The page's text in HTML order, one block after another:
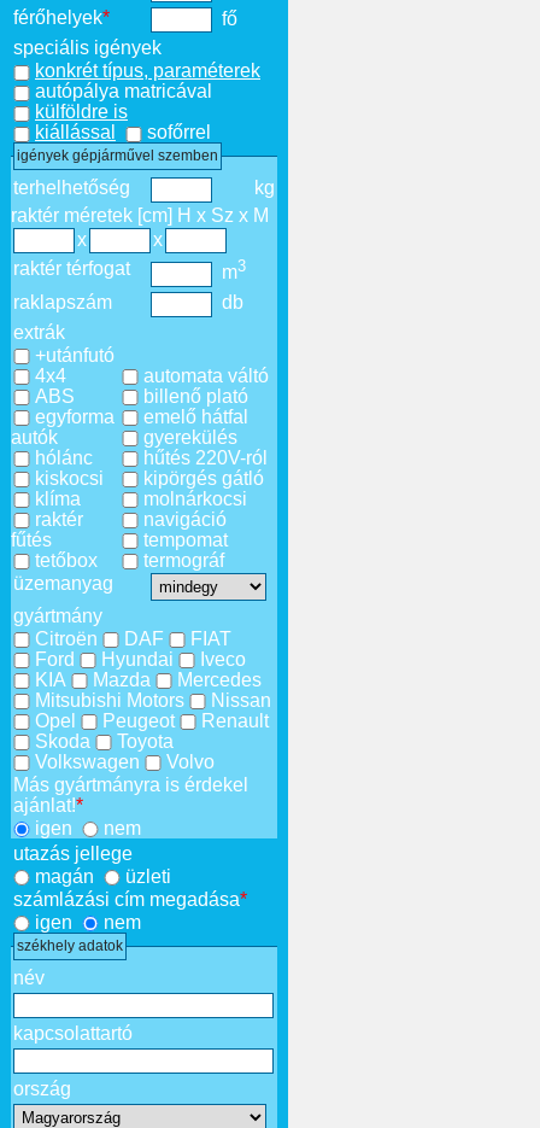
férőhelyek*
fő
speciális igények
konkrét típus, paraméterek
autópálya matricával
külföldre is
kiállással
sofőrrel
igények gépjárművel szemben
terhelhetőség
kg
raktér méretek [cm] H x Sz x M
x
x
raktér térfogat
m3
raklapszám
db
extrák
+utánfutó
4x4
ABS
egyforma
autók
hólánc
kiskocsi
klíma
raktér
fűtés
tetőbox
automata váltó
billenő plató
emelő hátfal
gyerekülés
hűtés 220V-ról
kipörgés gátló
molnárkocsi
navigáció
tempomat
termográf
üzemanyag
gyártmány
Citroën
DAF
FIAT
Ford
Hyundai
Iveco
KIA
Mazda
Mercedes
Mitsubishi Motors
Nissan
Opel
Peugeot
Renault
Skoda
Toyota
Volkswagen
Volvo
Más gyártmányra is érdekel
ajánlat!*
igen
nem
utazás jellege
magán
üzleti
számlázási cím megadása*
igen
nem
székhely adatok
név
kapcsolattartó
ország